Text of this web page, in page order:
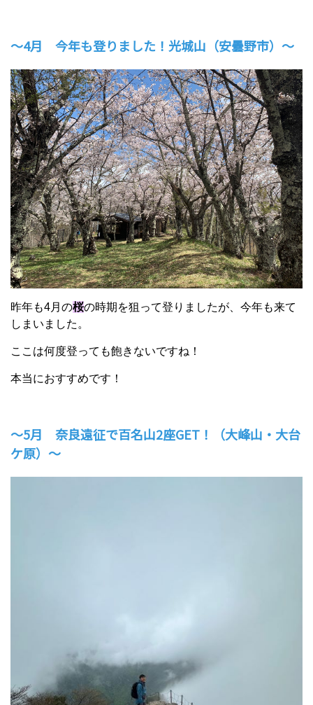
～4月 今年も登りました！光城山（安曇野市）～
昨年も4月の桜の時期を狙って登りましたが、今年も来て
しまいました。
ここは何度登っても飽きないですね！
本当におすすめです！
～5月 奈良遠征で百名山2座GET！（大峰山・大台
ケ原）～